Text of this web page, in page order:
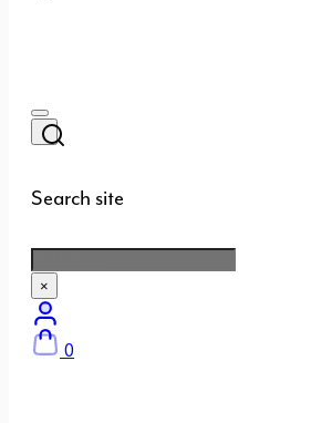
Search site
Zoeken
×
0